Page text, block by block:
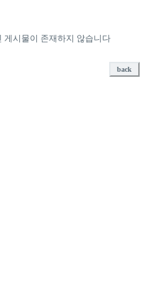
게시물이 존재하지 않습니다